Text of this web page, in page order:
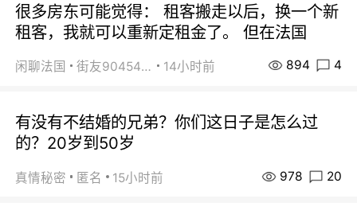
很多房东可能觉得： 租客搬走以后，换一个新
租客，我就可以重新定租金了。 但在法国
闲聊法国 街友90454511 14小时前 894 4
有没有不结婚的兄弟？你们这日子是怎么过
的？20岁到50岁
真情秘密 匿名 15小时前 978 20